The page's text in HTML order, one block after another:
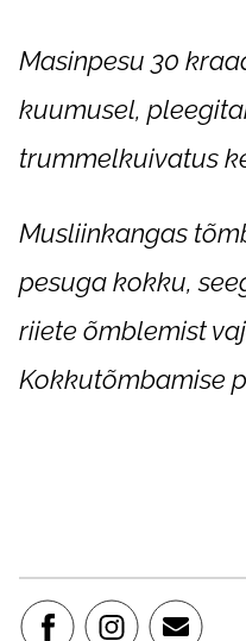
Masinpesu 30
kuumusel,
trummelkuivatus
Musliinkangas
pesuga kokku,
riiete õmblemist
Kokkutõmbamise